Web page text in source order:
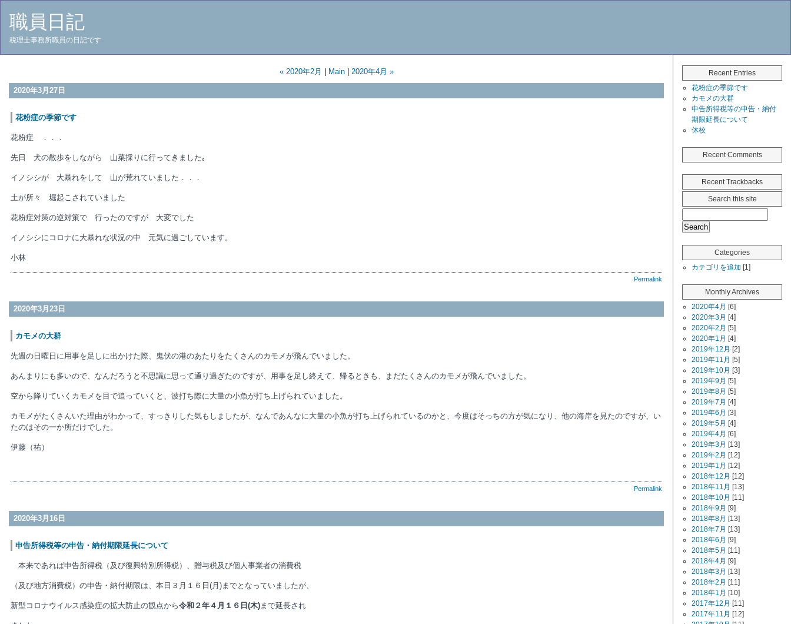
職員日記
税理士事務所職員の日記です
« 2020年2月 Main| 2020年4月 »
2020年3月27日
花粉症の季節です
花粉症 ．．．
先日 犬の散歩をしながら 山菜採りに行ってきました｡
イノシシが 大暴れをして 山が荒れていました．．．
土が所々 堀起こされていました
花粉症対策の逆対策で 行ったのですが 大変でした
イノシシにコロナに大暴れな状況の中 元気に過ごしています。
小林
Permalink
2020年3月23日
カモメの大群
先週の日曜日に用事を足しに出かけた際、鬼伏の港のあたりをたくさんのカモメが飛んでいました。
あんまりにも多いので、なんだろうと不思議に思って通り過ぎたのですが、用事を足し終えて、帰るときも、まだたくさんのカモメが飛んでいました。
空から降りていくカモメを目で追っていくと、波打ち際に大量の小魚が打ち上げられていました。
カモメがたくさんいた理由がわかって、すっきりした気もしましたが、なんであんなに大量の小魚が打ち上げられているのかと、今度はそっちの方が気になり、他の海岸を見たのですが、い
たのはその一か所だけでした。
伊藤（祐）
Permalink
2020年3月16日
申告所得税等の申告・納付期限延長について
本来であれば申告所得税（及び復興特別所得税）、贈与税及び個人事業者の消費税
（及び地方消費税）の申告・納付期限は、本日３月１６日(月)までとなっていましたが、
新型コロナウイルス感染症の拡大防止の観点から令和２年４月１６日(木)まで延長され
Recent Entries
花粉症の季節です
カモメの大群
申告所得税等の申告・納付
期限延長について
休校
Recent Comments
Recent Trackbacks
Search this site
Categories
カテゴリを追加 [1]
Monthly Archives
2020年4月 [6]
2020年3月 [4]
2020年2月 [5]
2020年1月 [4]
2019年12月 [2]
2019年11月 [5]
2019年10月 [3]
2019年9月 [5]
2019年8月 [5]
2019年7月 [4]
2019年6月 [3]
2019年5月 [4]
2019年4月 [6]
2019年3月 [13]
2019年2月 [12]
2019年1月 [12]
2018年12月 [12]
2018年11月 [13]
2018年10月 [11]
2018年9月 [9]
2018年8月 [13]
2018年7月 [13]
2018年6月 [9]
2018年5月 [11]
2018年4月 [9]
2018年3月 [13]
2018年2月 [11]
2018年1月 [10]
2017年12月 [11]
2017年11月 [12]